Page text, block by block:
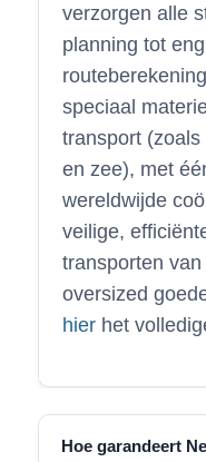
verzorgen alle
planning tot
speciaal
transport
en zee), met
wereldwijde
veilige,
transporten
oversized
hier het
Hoe garandeert